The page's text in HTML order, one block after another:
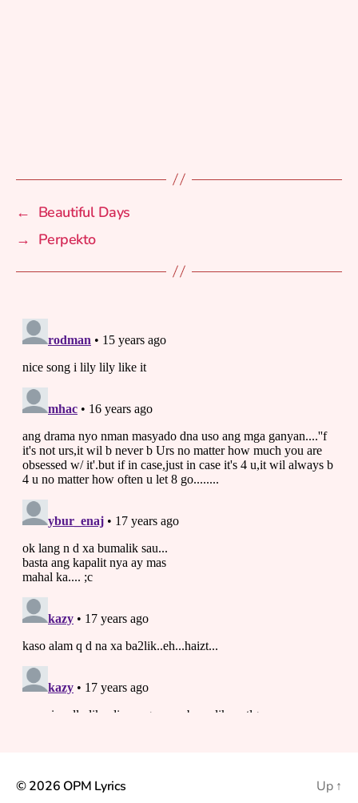
← Beautiful Days
→ Perpekto
© 2026 OPM Lyrics Up ↑